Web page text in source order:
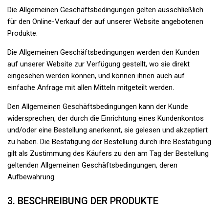
Die Allgemeinen Geschäftsbedingungen gelten ausschließlich
für den Online-Verkauf der auf unserer Website angebotenen
Produkte.
Die Allgemeinen Geschäftsbedingungen werden den Kunden
auf unserer Website zur Verfügung gestellt, wo sie direkt
eingesehen werden können, und können ihnen auch auf
einfache Anfrage mit allen Mitteln mitgeteilt werden.
Den Allgemeinen Geschäftsbedingungen kann der Kunde
widersprechen, der durch die Einrichtung eines Kundenkontos
und/oder eine Bestellung anerkennt, sie gelesen und akzeptiert
zu haben. Die Bestätigung der Bestellung durch ihre Bestätigung
gilt als Zustimmung des Käufers zu den am Tag der Bestellung
geltenden Allgemeinen Geschäftsbedingungen, deren
Aufbewahrung.
3. BESCHREIBUNG DER PRODUKTE